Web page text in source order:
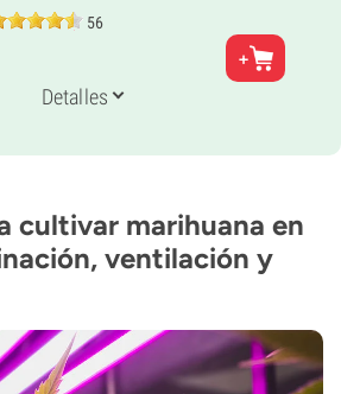
56
Detalles
cultivar marihuana en
ventilación y